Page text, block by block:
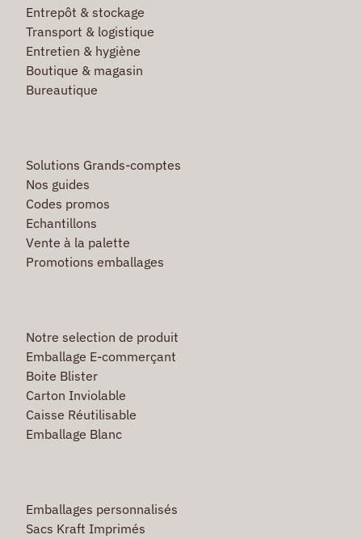
Entrepôt & stockage
Transport & logistique
Entretien & hygiène
Boutique & magasin
Bureautique
Solutions Grands-comptes
Nos guides
Codes promos
Echantillons
Vente à la palette
Promotions emballages
Notre selection de produit
Emballage E-commerçant
Boite Blister
Carton Inviolable
Caisse Réutilisable
Emballage Blanc
Emballages personnalisés
Sacs Kraft Imprimés